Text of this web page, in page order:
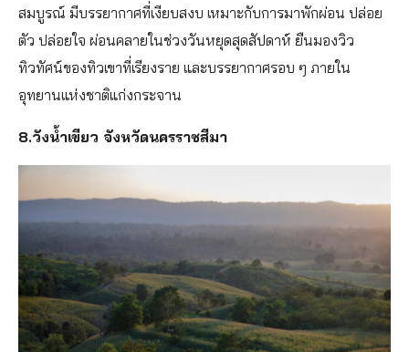
สมบูรณ์ มีบรรยากาศที่เงียบสงบ เหมาะกับการมาพักผ่อน ปล่อย
ตัว ปล่อยใจ ผ่อนคลายในช่วงวันหยุดสุดสัปดาห์ ยืนมองวิว
ทิวทัศน์ของทิวเขาที่เรียงราย และบรรยากาศรอบ ๆ ภายใน
อุทยานแห่งชาติแก่งกระจาน
8.วังน้ำเขียว จังหวัดนครราชสีมา